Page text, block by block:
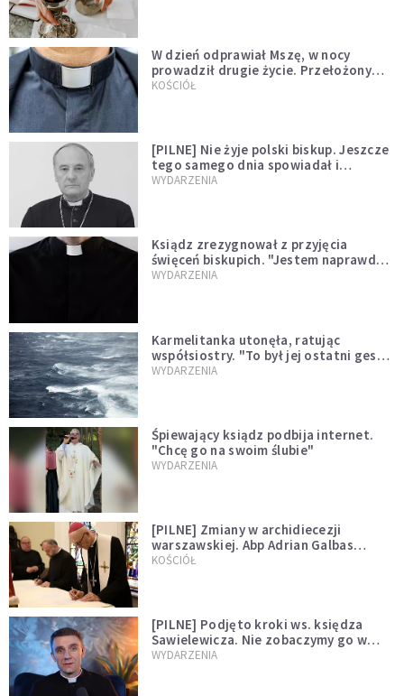
W dzień odprawiał Mszę, w nocy
prowadził drugie życie. Przełożony
kazał mu opuścić zakon
KOŚCIÓŁ
[PILNE] Nie żyje polski biskup. Jeszcze
tego samego dnia spowiadał i
sprawował Mszę świętą
WYDARZENIA
Ksiądz zrezygnował z przyjęcia
święceń biskupich. "Jestem naprawdę
niegodny"
WYDARZENIA
Karmelitanka utonęła, ratując
współsiostry. "To był jej ostatni gest
miłości"
WYDARZENIA
Śpiewający ksiądz podbija internet.
"Chcę go na swoim ślubie"
WYDARZENIA
[PILNE] Zmiany w archidiecezji
warszawskiej. Abp Adrian Galbas
wręczył dekrety nowym proboszczom
KOŚCIÓŁ
[PILNE] Podjęto kroki ws. księdza
Sawielewicza. Nie zobaczymy go w
mediach
WYDARZENIA